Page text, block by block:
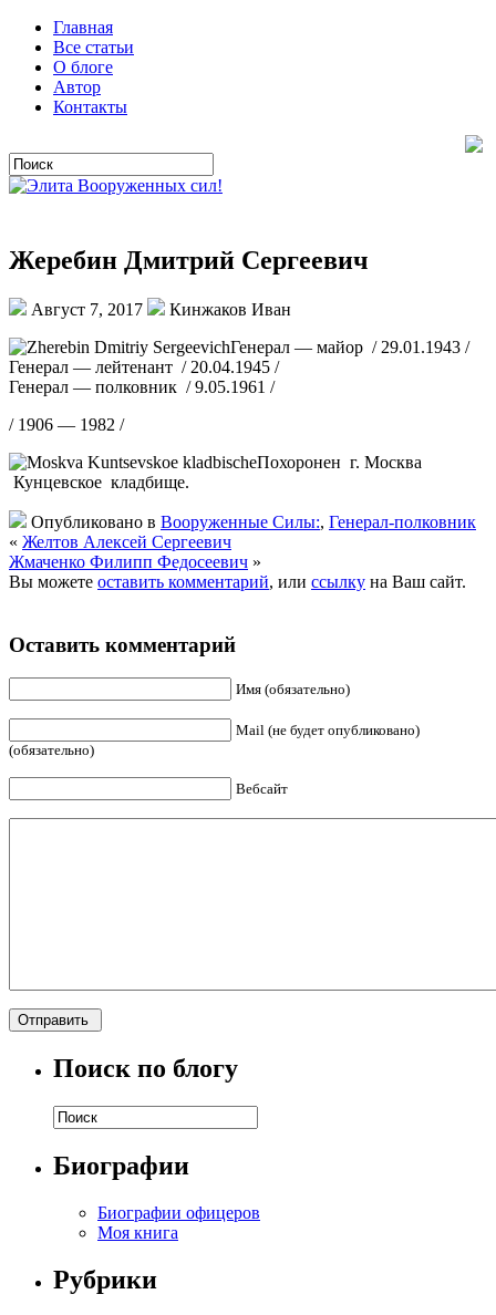
Главная
Все статьи
О блоге
Автор
Контакты
Жеребин Дмитрий Сергеевич
Август 7, 2017
Кинжаков Иван
Генерал — майор / 29.01.1943 /
Генерал — лейтенант / 20.04.1945 /
Генерал — полковник / 9.05.1961 /
/ 1906 — 1982 /
Похоронен г. Москва
Кунцевское кладбище.
Опубликовано в Вооруженные Силы:, Генерал-полковник
« Желтов Алексей Сергеевич
Жмаченко Филипп Федосеевич »
Вы можете оставить комментарий, или ссылку на Ваш сайт.
Оставить комментарий
Имя (обязательно)
Mail (не будет опубликовано)
(обязательно)
Вебсайт
Поиск по блогу
Биографии
Биографии офицеров
Моя книга
Рубрики